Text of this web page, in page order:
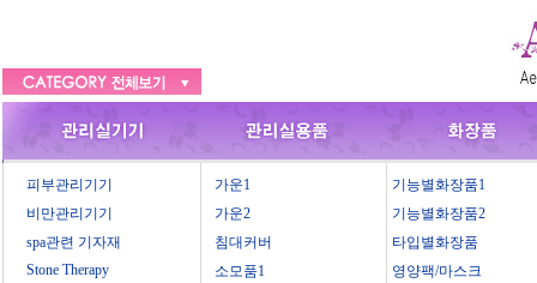
피부관리기기
비만관리기기
spa관련 기자재
Stone Therapy
가운1
가운2
침대커버
소모품1
기능별화장품1
기능별화장품2
타입별화장품
영양팩/마스크